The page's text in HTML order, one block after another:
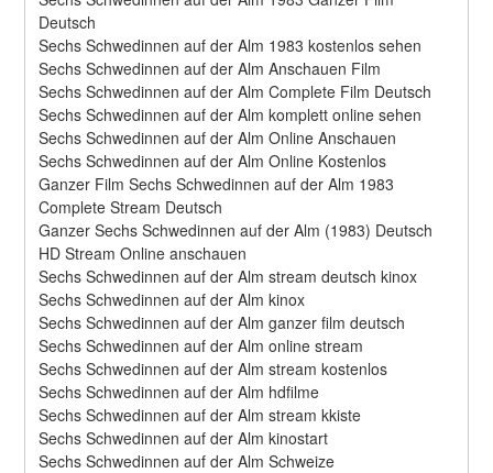
Deutsch
Sechs Schwedinnen auf der Alm 1983 kostenlos sehen
Sechs Schwedinnen auf der Alm Anschauen Film
Sechs Schwedinnen auf der Alm Complete Film Deutsch
Sechs Schwedinnen auf der Alm komplett online sehen
Sechs Schwedinnen auf der Alm Online Anschauen
Sechs Schwedinnen auf der Alm Online Kostenlos
Ganzer Film Sechs Schwedinnen auf der Alm 1983
Complete Stream Deutsch
Ganzer Sechs Schwedinnen auf der Alm (1983) Deutsch
HD Stream Online anschauen
Sechs Schwedinnen auf der Alm stream deutsch kinox
Sechs Schwedinnen auf der Alm kinox
Sechs Schwedinnen auf der Alm ganzer film deutsch
Sechs Schwedinnen auf der Alm online stream
Sechs Schwedinnen auf der Alm stream kostenlos
Sechs Schwedinnen auf der Alm hdfilme
Sechs Schwedinnen auf der Alm stream kkiste
Sechs Schwedinnen auf der Alm kinostart
Sechs Schwedinnen auf der Alm Schweize